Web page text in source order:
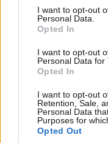
consent section.
I want to opt-out
Personal Data.
Opted In
I want to opt-out
Personal Data for
Opted In
I want to opt-out
Retention, Sale,
Personal Data
Purposes for
Opted Out
και έχει
ρωσικό Υπουργείο
χτυπήματα.
Truth is out